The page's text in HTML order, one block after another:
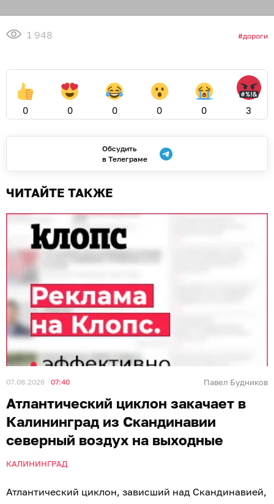
1 948 дороги
0 0 0 0 0 3
Обсудить
в Телеграме
ЧИТАЙТЕ ТАКЖЕ
07.08.2026 07:40 Павел Будников
Атлантический циклон закачает в
Калининград из Скандинавии
северный воздух на выходные
КАЛИНИНГРАД
Атлантический циклон, зависший над Скандинавией,